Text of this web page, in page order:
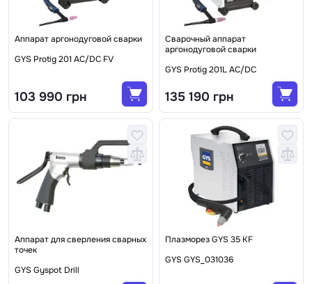
Аппарат аргонодуговой сварки
GYS Protig 201 AC/DC FV
103 990 грн
Сварочный аппарат
аргонодуговой сварки
GYS Protig 201L AC/DC
135 190 грн
Аппарат для сверления сварных
точек
GYS Gyspot Drill
Плазморез GYS 35 KF
GYS GYS_031036